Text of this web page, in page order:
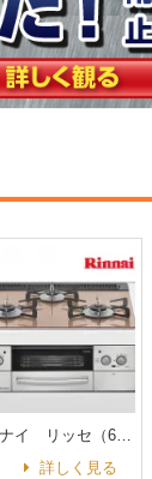
詳しく見る